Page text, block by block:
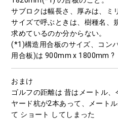
サブロクは幅長さ、厚みは、ミ
サイズで呼ぶときは、樹種名、
求めているのか分からない。
(*1)構造用合板のサイズ、コン
用合板)は 900mm x 1800mm ?
おまけ
ゴルフの距離は 昔はメートル、
ヤード杭が2本あって、メート
て ショート してしまった